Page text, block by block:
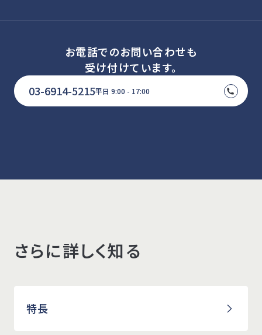
お電話でのお問い合わせも
受け付けています。
03-6914-5215平日 9:00 - 17:00
さらに詳しく知る
特長